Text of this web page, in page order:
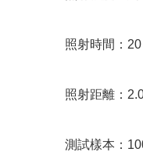
照射時間：
照射距離：
測試樣本：